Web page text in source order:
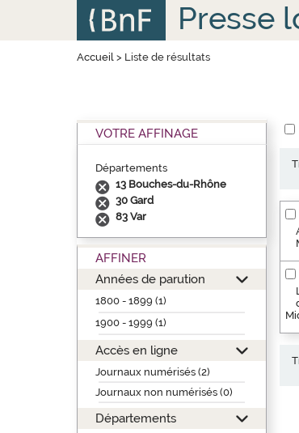
Presse
Accueil> Liste de résultats
VOTRE AFFINAGE
Départements
13 Bouches-du-Rhône
30 Gard
83 Var
AFFINER
Années de parution
1800 - 1899 (1)
1900 - 1999 (1)
Accès en ligne
Journaux numérisés (2)
Journaux non numérisés (0)
Départements
Panneau de gestion des cookies